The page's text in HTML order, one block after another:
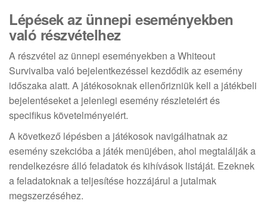
Lépések az ünnepi eseményekben
való részvételhez
A részvétel az ünnepi eseményekben a Whiteout
Survivalba való bejelentkezéssel kezdődik az esemény
időszaka alatt. A játékosoknak ellenőrizniük kell a játékbeli
bejelentéseket a jelenlegi esemény részleteiért és
specifikus követelményeiért.
A következő lépésben a játékosok navigálhatnak az
esemény szekcióba a játék menüjében, ahol megtalálják a
rendelkezésre álló feladatok és kihívások listáját. Ezeknek
a feladatoknak a teljesítése hozzájárul a jutalmak
megszerzéséhez.